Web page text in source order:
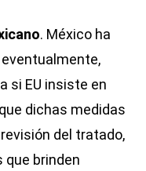
. México ha
si EU insiste en
dichas medidas
del tratado,
brinden